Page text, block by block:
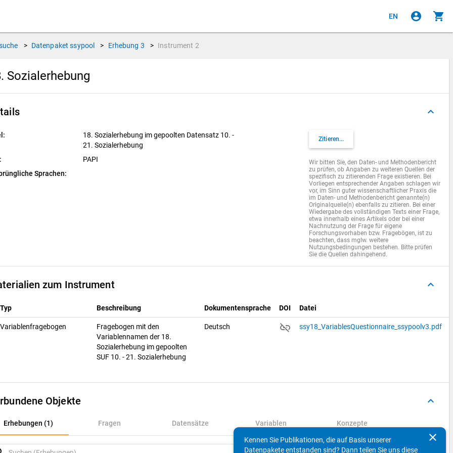
EN account_circle shopping_cart
> Datenpaket ssypool > Erhebung 3 > Instrument 2
Sozialerhebung
keyboard_arrow_up
18. Sozialerhebung im gepoolten Datensatz 10. -
21. Sozialerhebung
PAPI
Sprachen:
Zitieren...
Wir bitten Sie, den Daten- und Methodenbericht
zu prüfen, ob Angaben zu weiteren Quellen der
spezifisch zu zitierenden Frage existieren. Bei
Vorliegen entsprechender Angaben schlagen wir
vor, im Sinn guter wissenschaftlicher Praxis die
im Daten- und Methodenbericht genannte(n)
Originalquelle(n) ebenfalls zu zitieren. Bei einer
Wiedergabe des vollständigen Texts einer Frage,
etwa innerhalb eines Artikels oder bei einer
Nachnutzung der Frage für eigene
Forschungsvorhaben bzw. Fragebögen, ist zu
beachten, dass mglw. weitere
Nutzungsbedingungen bestehen. Bitte prüfen
Sie die Quellen dahingehend.
zum Instrument keyboard_arrow_up
Typ Beschreibung Dokumentensprache DOI Datei
Variablenfragebogen
Fragebogen mit den
Variablennamen der 18.
Sozialerhebung im gepoolten
SUF 10. - 21. Sozialerhebung
Deutsch link_off ssy18_VariablesQuestionnaire_ssypoolv3.pdf
Objekte keyboard_arrow_up
Erhebungen (1) Fragen Datensätze Variablen Konzepte
(1)
clear
Kennen Sie Publikationen, die auf Basis unserer
Datenpakete entstanden sind? Dann teilen Sie uns diese